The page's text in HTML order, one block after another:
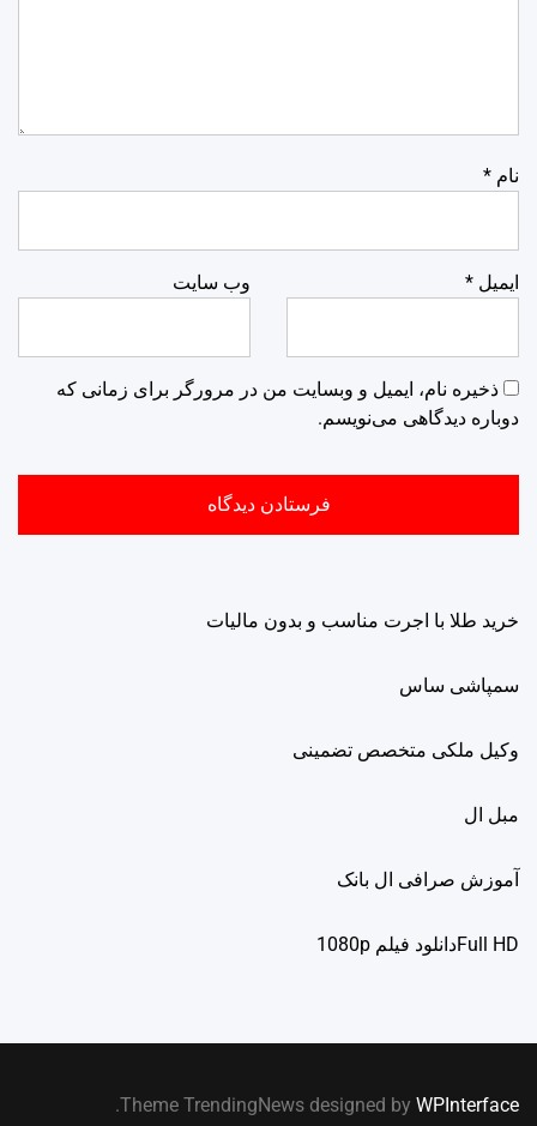
نام *
ایمیل * وب‌ سایت
ذخیره نام، ایمیل و وبسایت من در مرورگر برای زمانی که
دوباره دیدگاهی می‌نویسم.
خرید طلا با اجرت مناسب و بدون مالیات
سمپاشی ساس
وکیل ملکی متخصص تضمینی
مبل ال
آموزش صرافی ال بانک
Full HDدانلود فيلم 1080p
Theme TrendingNews designed by WPInterface
.